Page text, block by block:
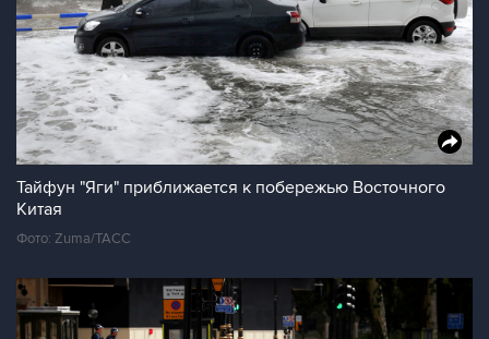
Тайфун "Яги" приближается к побережью Восточного
Китая
Фото: Zuma/ТАСС